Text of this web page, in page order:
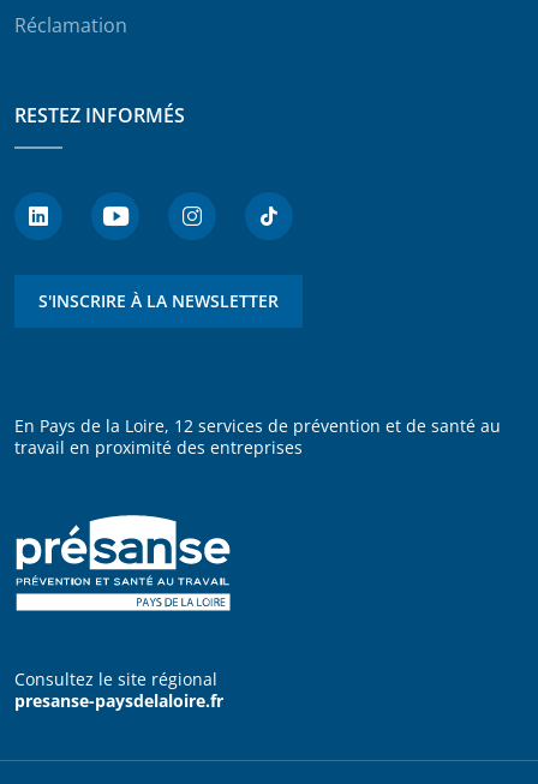
Réclamation
RESTEZ INFORMÉS
S'INSCRIRE À LA NEWSLETTER
En Pays de la Loire, 12 services de prévention et de santé au
travail en proximité des entreprises
Consultez le site régional
presanse-paysdelaloire.fr